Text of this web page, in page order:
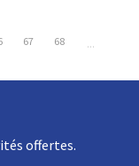
67 68
...
offertes.